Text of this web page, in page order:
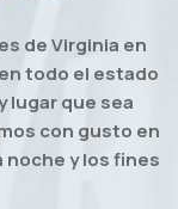
de Virginia en
todo el estado
lugar que sea
con gusto en
noche y los fines